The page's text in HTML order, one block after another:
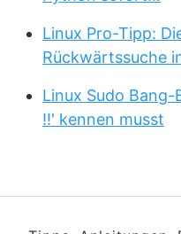
Linux Pro-Tipp:
Rückwärtssuche
Linux Sudo Bang-
!!' kennen musst